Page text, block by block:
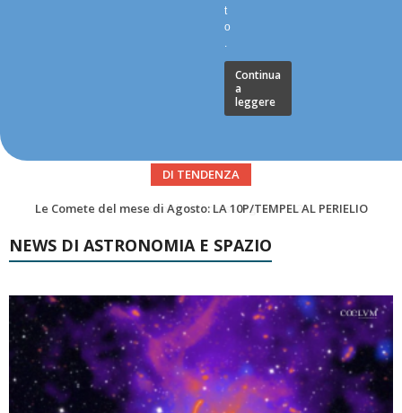
t
o
.
Continua
a
leggere
DI TENDENZA
Asteroidi del mese Agosto 2026
NEWS DI ASTRONOMIA E SPAZIO